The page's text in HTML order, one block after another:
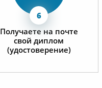
Получаете на почте
свой диплом
(удостоверение)